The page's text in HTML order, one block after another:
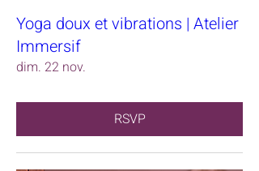
Yoga doux et vibrations | Atelier
Immersif
dim. 22 nov.
RSVP